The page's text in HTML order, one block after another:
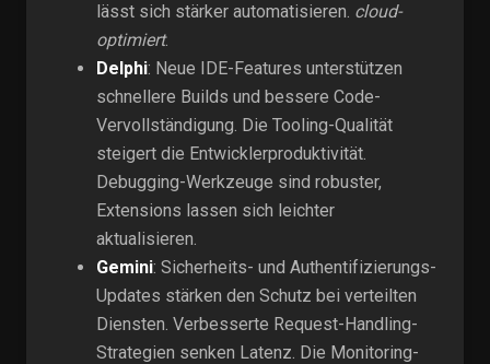
lässt sich stärker automatisieren. cloud-
optimiert.
Delphi: Neue IDE-Features unterstützen
schnellere Builds und bessere Code-
Vervollständigung. Die Tooling-Qualität
steigert die Entwicklerproduktivität.
Debugging-Werkzeuge sind robuster,
Extensions lassen sich leichter
aktualisieren.
Gemini: Sicherheits- und Authentifizierungs-
Updates stärken den Schutz bei verteilten
Diensten. Verbesserte Request-Handling-
Strategien senken Latenz. Die Monitoring-